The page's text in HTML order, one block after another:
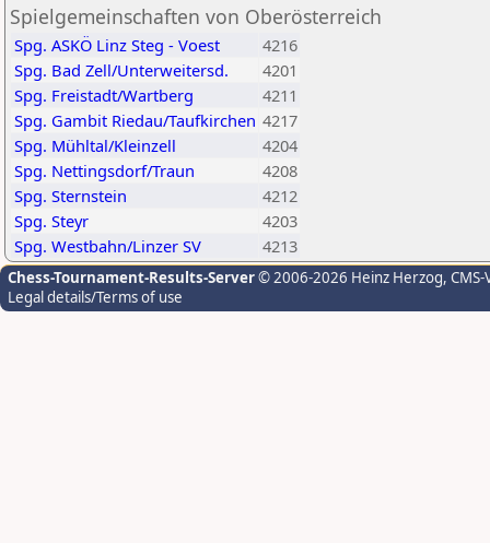
Spielgemeinschaften von Oberösterreich
Spg. ASKÖ Linz Steg - Voest
4216
Spg. Bad Zell/Unterweitersd.
4201
Spg. Freistadt/Wartberg
4211
Spg. Gambit Riedau/Taufkirchen 4217
Spg. Mühltal/Kleinzell
4204
Spg. Nettingsdorf/Traun
4208
Spg. Sternstein
4212
Spg. Steyr
4203
Spg. Westbahn/Linzer SV
4213
Chess-Tournament-Results-Server© 2006-2026 Heinz Herzog,
Legal details/Terms of use